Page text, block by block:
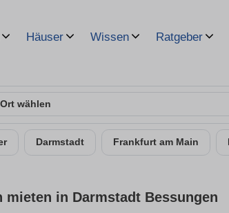
Häuser Wissen Ratgeber
Ort wählen
Darmstadt Frankfurt am Main
mieten in Darmstadt Bessungen